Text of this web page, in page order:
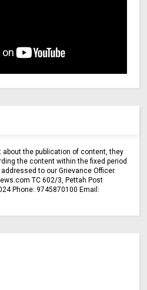
about the publication of content, they
the content within the fixed period
to our Grievance Officer.
TC 602/3, Pettah Post
Phone: 9745870100 Email: